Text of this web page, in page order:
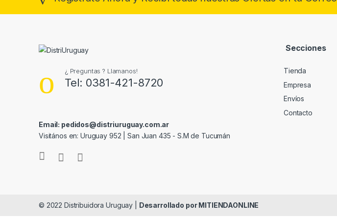
¿ Preguntas ? Llamanos!
Tel: 0381-421-8720
Email: pedidos@distriuruguay.com.ar
Visitános en: Uruguay 952 | San Juan 435 - S.M de Tucumán
Secciones
Tienda
Empresa
Envíos
Contacto
© 2022 Distribuidora Uruguay | Desarrollado por MITIENDAONLINE